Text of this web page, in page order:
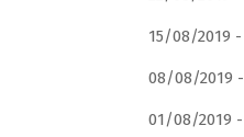
15/08/2019 -
08/08/2019 -
01/08/2019 -